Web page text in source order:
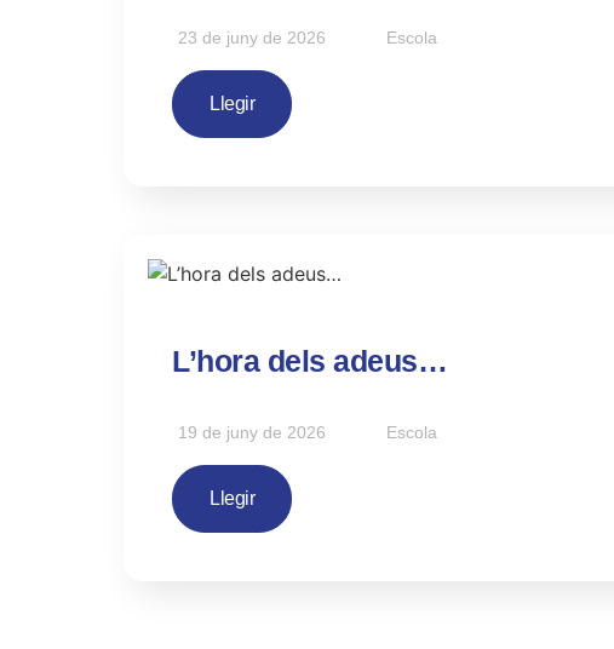
23 de juny de 2026 Escola
Llegir
L’hora dels adeus…
19 de juny de 2026 Escola
Llegir